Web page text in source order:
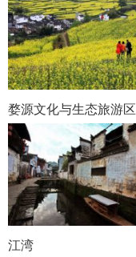
婺源文化与生态旅游区
江湾